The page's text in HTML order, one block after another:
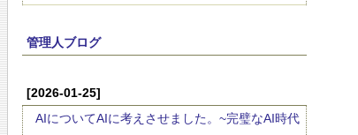
管理人ブログ
[2026-01-25]
AIについてAIに考えさせました。~完璧なAI時代